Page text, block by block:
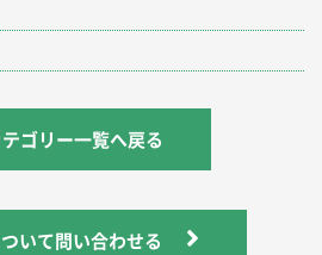
ゴリー一覧へ戻る
いて問い合わせる